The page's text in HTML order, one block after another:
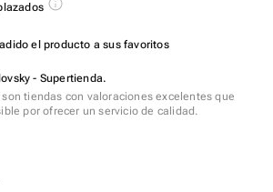
el producto a sus favoritos
- Supertienda.
tiendas con valoraciones excelentes que
por ofrecer un servicio de calidad.